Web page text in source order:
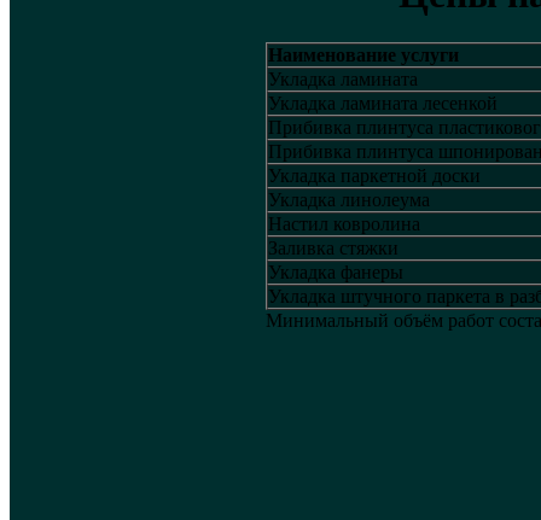
Наименование услуги
Укладка ламината
Укладка ламината лесенкой
Прибивка плинтуса
Прибивка плинтуса
Укладка паркетной доски
Укладка линолеума
Настил ковролина
Заливка стяжки
Укладка фанеры
Укладка штучного паркета в
Минимальный объём работ